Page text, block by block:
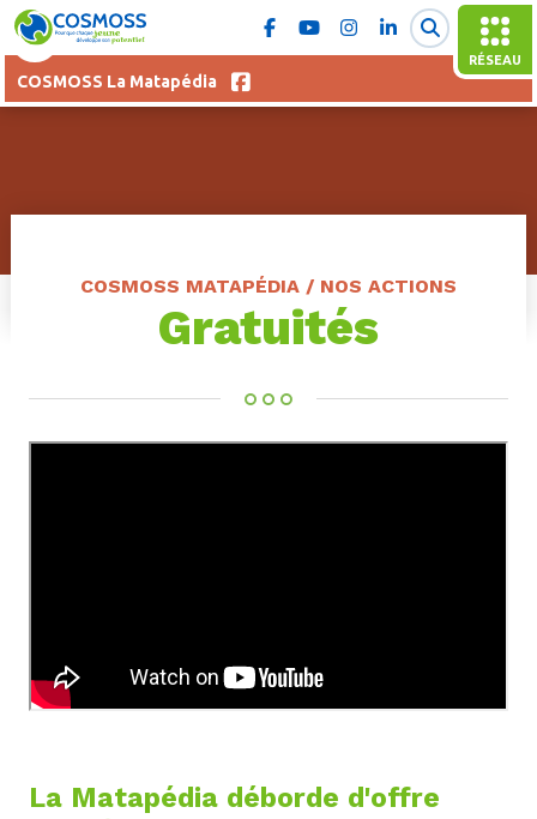
RÉSEAU
COSMOSS La Matapédia
COSMOSS MATAPÉDIA / NOS ACTIONS
Gratuités
La Matapédia déborde d'offre